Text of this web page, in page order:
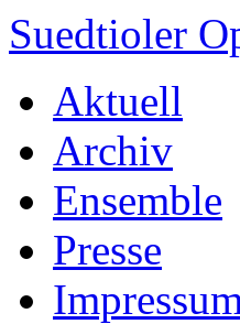
Suedtioler
Aktuell
Archiv
Ensemble
Presse